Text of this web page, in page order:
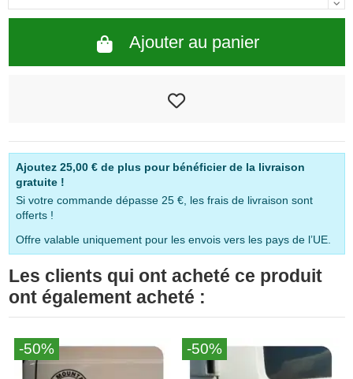
Ajouter au panier
Ajoutez 25,00 €de plus pour bénéficier de la livraison
gratuite !
Si votre commande dépasse 25 €, les frais de livraison sont
offerts !
Offre valable uniquement pour les envois vers les pays de l’UE.
Les clients qui ont acheté ce produit
ont également acheté :
-50% -50%